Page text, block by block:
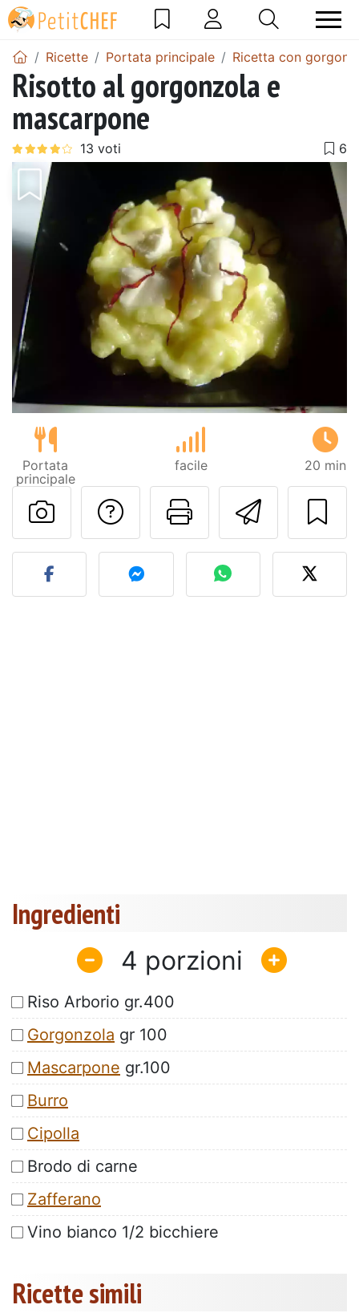
Ricette Portata principale Ricetta con
Risotto al gorgonzola e
mascarpone
Portata
principale
facile 20 min
Invia
Stampa la
Contatta l'autore
Pubblica la foto di
Ingredienti
4
Riso Arborio gr.400
Gorgonzola gr 100
Mascarpone gr.100
Burro
Cipolla
Brodo di carne
Zafferano
Vino bianco 1/2 bicchiere
Ricette simili